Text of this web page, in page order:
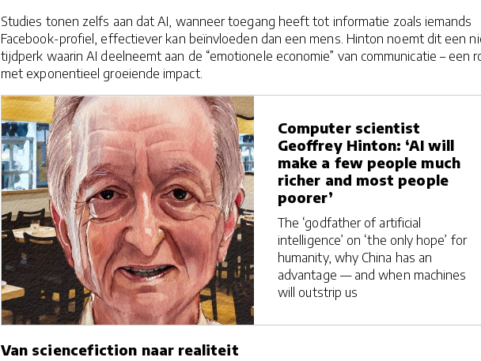
Studies tonen zelfs aan dat AI, wanneer toegang heeft tot informatie zoals iemands
Facebook-profiel, effectiever kan beïnvloeden dan een mens. Hinton noemt dit een
tijdperk waarin AI deelneemt aan de “emotionele economie” van communicatie – een
met exponentieel groeiende impact.
Computer scientist
Geoffrey Hinton: ‘AI will
make a few people much
richer and most people
poorer’
The ‘godfather of artificial
intelligence’ on ‘the only hope’ for
humanity, why China has an
advantage — and when machines
will outstrip us
Van sciencefiction naar realiteit